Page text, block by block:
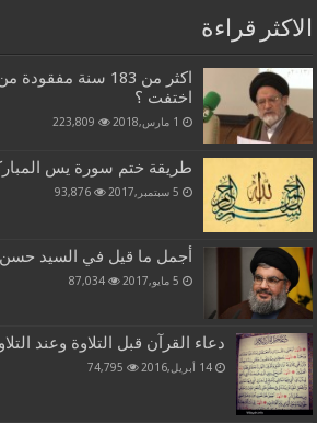
الاكثر قراءة
اكثر من 183 سنة
اختفت ؟
1 مارس,2018 223,809
طريقة ختم سورة يس
5 سبتمبر,2017 93,876
أجمل ما قيل في السيد حسن
5 مايو,2017 87,034
دعاء القرآن قبل التلاوة وعند
14 أبريل,2016 74,795